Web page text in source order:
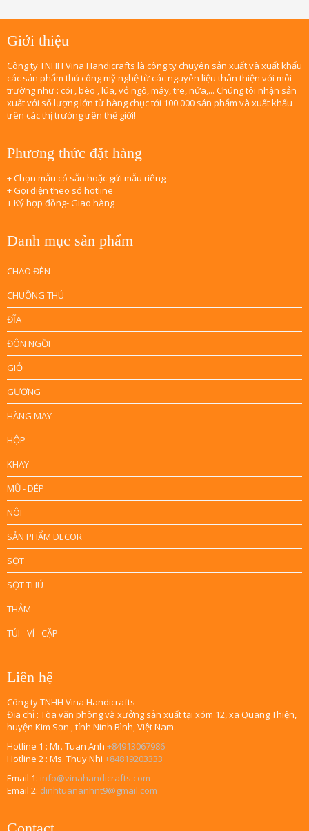
Giới thiệu
Công ty TNHH Vina Handicrafts là công ty chuyên sản xuất và xuất khẩu
các sản phẩm thủ công mỹ nghệ từ các nguyên liệu thân thiện với môi
trường như : cói , bèo , lúa, vỏ ngô, mây, tre, nứa,... Chúng tôi nhận sản
xuất với số lượng lớn từ hàng chục tới 100.000 sản phẩm và xuất khẩu
trên các thị trường trên thế giới!
Phương thức đặt hàng
+ Chọn mẫu có sẵn hoặc gửi mẫu riêng
+ Gọi điện theo số hotline
+ Ký hợp đồng- Giao hàng
Danh mục sản phẩm
CHAO ĐÈN
CHUỒNG THÚ
ĐĨA
ĐÔN NGỒI
GIỎ
GƯƠNG
HÀNG MAY
HỘP
KHAY
MŨ - DÉP
NÔI
SẢN PHẨM DECOR
SỌT
SỌT THÚ
THẢM
TÚI - VÍ - CẶP
Liên hệ
Công ty TNHH Vina Handicrafts
Địa chỉ : Tòa văn phòng và xưởng sản xuất tại xóm 12, xã Quang Thiện,
huyện Kim Sơn , tỉnh Ninh Bình, Việt Nam.
Hotline 1 : Mr. Tuan Anh +84913067986
Hotline 2 : Ms. Thuy Nhi +84819203333
Email 1: info@vinahandicrafts.com
Email 2: dinhtuananhnt9@gmail.com